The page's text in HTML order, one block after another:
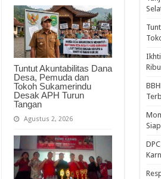
Tuntut Akuntabilitas Dana
Desa, Pemuda dan
Tokoh Sukamerindu
Desak APH Turun
Tangan
Agustus 2, 2026